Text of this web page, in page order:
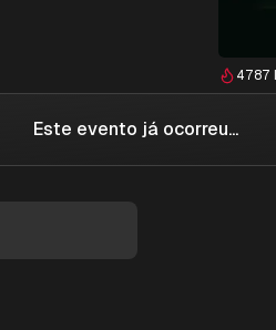
4787
Este evento já ocorreu...